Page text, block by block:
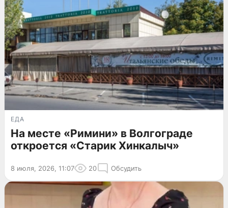
ЕДА
На месте «Римини» в Волгограде
откроется «Старик Хинкалыч»
8 июля, 2026, 11:07 20 Обсудить